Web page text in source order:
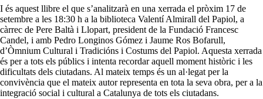
I és aquest llibre el que s’analitzarà en una xerrada el pròxim 17 de
setembre a les 18:30 h a la biblioteca Valentí Almirall del Papiol, a
càrrec de Pere Baltà i Llopart, president de la Fundació Francesc
Candel, i amb Pedro Longinos Gómez i Jaume Ros Bofarull,
d’Òmnium Cultural i Tradicións i Costums del Papiol. Aquesta xerrada
és per a tots els públics i intenta recordar aquell moment històric i les
dificultats dels ciutadans. Al mateix temps és un al·legat per la
convivència que el mateix autor representa en tota la seva obra, per a la
integració social i cultural a Catalunya de tots els ciutadans.